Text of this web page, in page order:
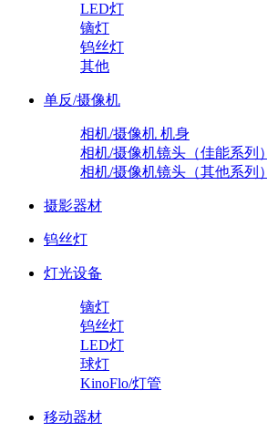
LED灯
镝灯
钨丝灯
其他
单反/摄像机
相机/摄像机 机身
相机/摄像机镜头（佳能系列）
相机/摄像机镜头（其他系列）
摄影器材
钨丝灯
灯光设备
镝灯
钨丝灯
LED灯
球灯
KinoFlo/灯管
移动器材